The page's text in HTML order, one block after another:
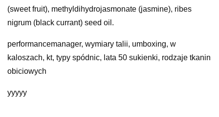
(sweet fruit), methyldihydrojasmonate (jasmine), ribes
nigrum (black currant) seed oil.
performancemanager, wymiary talii, umboxing, w
kaloszach, kt, typy spódnic, lata 50 sukienki, rodzaje tkanin
obiciowych
yyyyy